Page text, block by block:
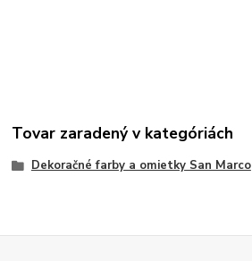
Tovar zaradený v kategóriách
Dekoračné farby a omietky San Marco